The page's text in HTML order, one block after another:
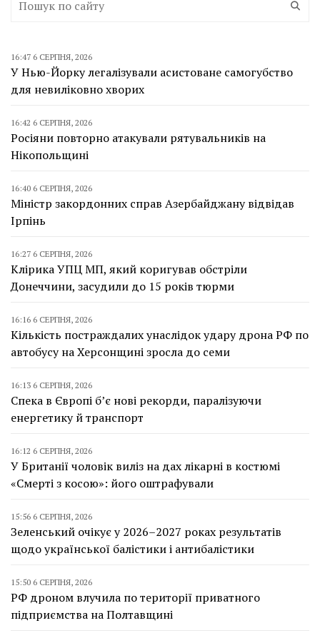
16:47 6 СЕРПНЯ, 2026
У Нью-Йорку легалізували асистоване самогубство
для невиліковно хворих
16:42 6 СЕРПНЯ, 2026
Росіяни повторно атакували рятувальників на
Нікопольщині
16:40 6 СЕРПНЯ, 2026
Міністр закордонних справ Азербайджану відвідав
Ірпінь
16:27 6 СЕРПНЯ, 2026
Клірика УПЦ МП, який коригував обстріли
Донеччини, засудили до 15 років тюрми
16:16 6 СЕРПНЯ, 2026
Кількість постраждалих унаслідок удару дрона РФ по
автобусу на Херсонщині зросла до семи
16:13 6 СЕРПНЯ, 2026
Спека в Європі б’є нові рекорди, паралізуючи
енергетику й транспорт
16:12 6 СЕРПНЯ, 2026
У Британії чоловік виліз на дах лікарні в костюмі
«Смерті з косою»: його оштрафували
15:56 6 СЕРПНЯ, 2026
Зеленський очікує у 2026–2027 роках результатів
щодо української балістики і антибалістики
15:50 6 СЕРПНЯ, 2026
РФ дроном влучила по території приватного
підприємства на Полтавщині